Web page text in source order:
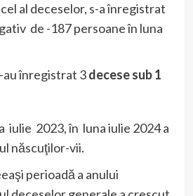
al deceselor, s-a înregistrat
de -187 persoane în luna
au înregistrat 3decese sub 1
iulie 2023, în luna iulie 2024 a
născuţilor-vii.
perioadă a anului